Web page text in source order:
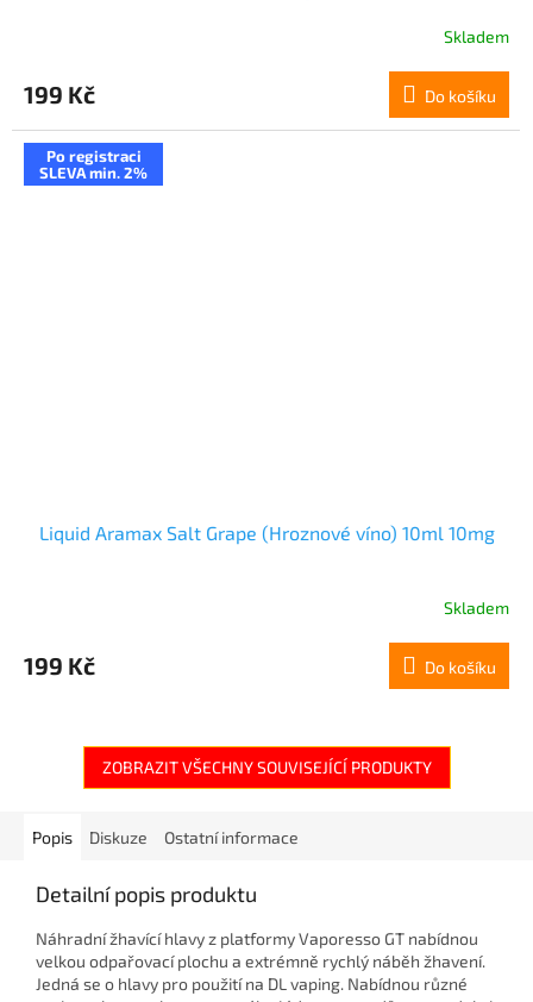
Skladem
199 Kč Do košíku
Po registraci
SLEVA min. 2%
Liquid Aramax Salt Grape (Hroznové víno) 10ml 10mg
Skladem
199 Kč Do košíku
ZOBRAZIT VŠECHNY SOUVISEJÍCÍ PRODUKTY
Popis Diskuze Ostatní informace
Detailní popis produktu
Náhradní žhavící hlavy z platformy Vaporesso GT nabídnou
velkou odpařovací plochu a extrémně rychlý náběh žhavení.
Jedná se o hlavy pro použití na DL vaping. Nabídnou různé